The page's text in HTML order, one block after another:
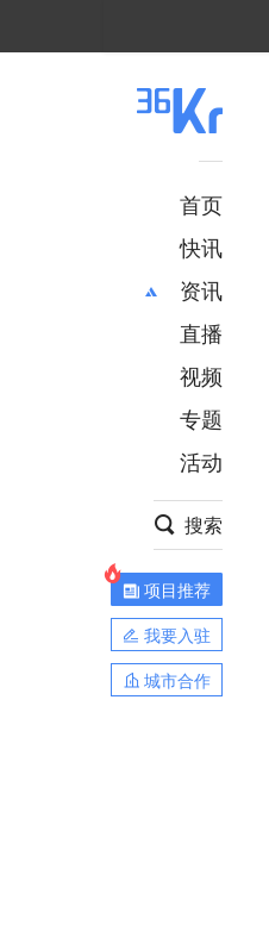
首页
快讯
资讯
推荐
财经
项目推荐
安徽
直播
视频
专题
活动
搜索
项目推荐
我要入驻
城市合作